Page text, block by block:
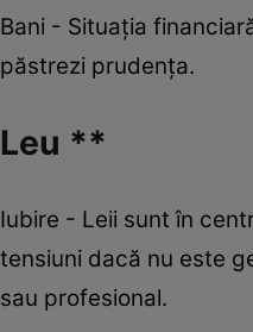
Bani - Situația
păstrezi prudența.
Leu **
Iubire - Leii sunt în
tensiuni dacă nu este
sau profesional.